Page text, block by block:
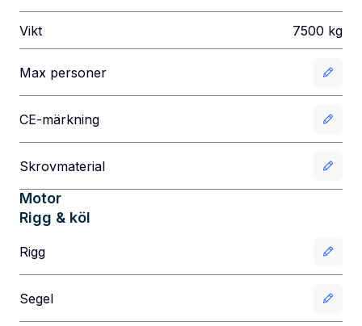
Vikt 7500 kg
Max personer
CE-märkning
Skrovmaterial
Motor
Rigg & köl
Rigg
Segel